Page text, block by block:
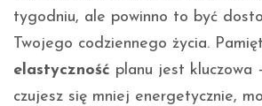
tygodniu, ale powinno to być
Twojego codziennego życia.
elastyczność planu jest kluczowa
czujesz się mniej energetycznie,